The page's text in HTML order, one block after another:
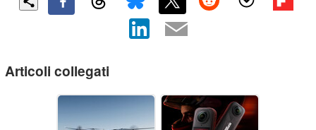
Articoli collegati